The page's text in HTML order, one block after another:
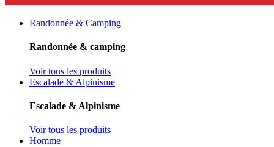
Randonnée & Camping
Randonnée & camping
Voir tous les produits
Escalade & Alpinisme
Escalade & Alpinisme
Voir tous les produits
Homme